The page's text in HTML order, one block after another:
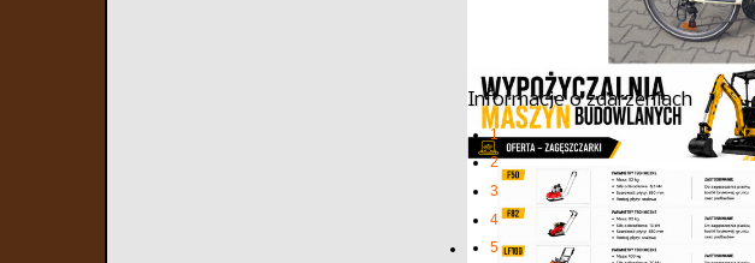
Informacje o zdarzeniach
1
2
3
4
5